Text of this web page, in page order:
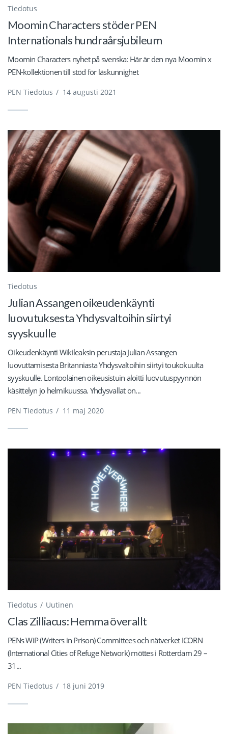
Tiedotus
Moomin Characters stöder PEN
Internationals hundraårsjubileum
Moomin Characters nyhet på svenska: Här är den nya Moomin x
PEN-kollektionen till stöd för läskunnighet
PEN Tiedotus / 14 augusti 2021
Tiedotus
Julian Assangen oikeudenkäynti
luovutuksesta Yhdysvaltoihin siirtyi
syyskuulle
Oikeudenkäynti Wikileaksin perustaja Julian Assangen
luovuttamisesta Britanniasta Yhdysvaltoihin siirtyi toukokuulta
syyskuulle. Lontoolainen oikeusistuin aloitti luovutuspyynnön
käsittelyn jo helmikuussa. Yhdysvallat on...
PEN Tiedotus / 11 maj 2020
Tiedotus Uutinen
Clas Zilliacus: Hemma överallt
PENs WiP (Writers in Prison) Committees och nätverket ICORN
(International Cities of Refuge Network) möttes i Rotterdam 29 –
31...
PEN Tiedotus / 18 juni 2019